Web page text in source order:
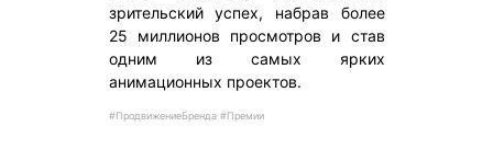
зрительский успех, набрав более
25 миллионов просмотров и став
одним из самых ярких
анимационных проектов.
#ПродвижениеБренда #Премии